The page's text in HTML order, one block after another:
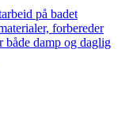
på badet
forbereder
både damp og daglig